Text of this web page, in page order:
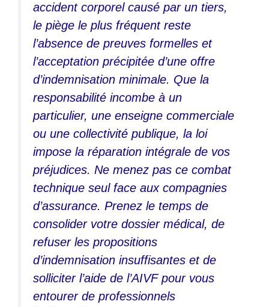
accident corporel causé par un tiers,
le piège le plus fréquent reste
l’absence de preuves formelles et
l’acceptation précipitée d’une offre
d’indemnisation minimale. Que la
responsabilité incombe à un
particulier, une enseigne commerciale
ou une collectivité publique, la loi
impose la réparation intégrale de vos
préjudices. Ne menez pas ce combat
technique seul face aux compagnies
d’assurance. Prenez le temps de
consolider votre dossier médical, de
refuser les propositions
d’indemnisation insuffisantes et de
solliciter l’aide de l’AIVF pour vous
entourer de professionnels